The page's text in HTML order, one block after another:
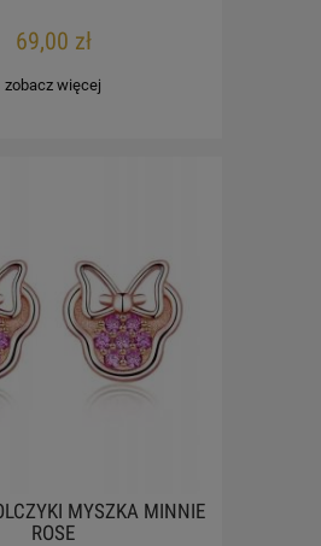
69,00 zł
zobacz więcej
MYSZKA MINNIE
ROSE